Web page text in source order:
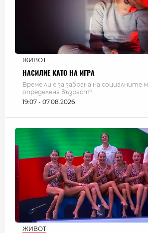
ЖИВОТ
НАСИЛИЕ КАТО НА ИГРА
Време ли е за забрана на социалните
определена възраст?
19:07 - 07.08.2026
ЖИВОТ